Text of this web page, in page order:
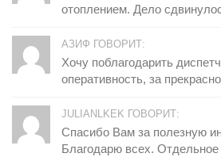
отоплением. Дело
АЗИФ ГОВОРИТ:
Хочу поблагодарить
оперативность, за
JULIANLKEK ГОВОРИТ:
Спасибо Вам за полезную
Благодарю всех. Отдельное